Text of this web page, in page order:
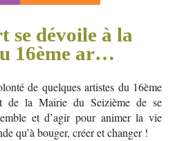
se dévoile à la
16ème ar…
de quelques artistes du 16ème
de la Mairie du Seizième de se
et d’agir pour animer la vie
qu’à bouger, créer et changer !